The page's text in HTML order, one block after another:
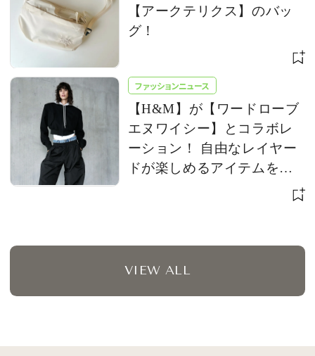
【アークテリクス】のバッ
グ！
ファッションニュース
【H&M】が【ワードローブ
エヌワイシー】とコラボレ
ーション！ 自由なレイヤー
ドが楽しめるアイテムを発
VIEW ALL